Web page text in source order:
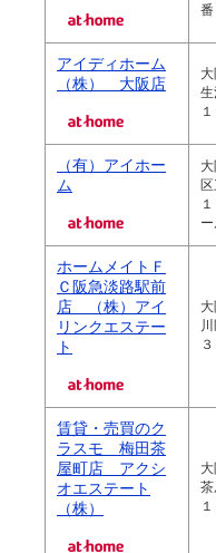
アイディホーム
（株） 大阪店
生
（有）アイホー
ム
ホームメイトＦ
Ｃ阪急淡路駅前
店 （株）アイ
リンクエステー
ト
賃貸・売買のク
ラスモ 梅田茶
屋町店 アクシ
オエステート
（株）
茶